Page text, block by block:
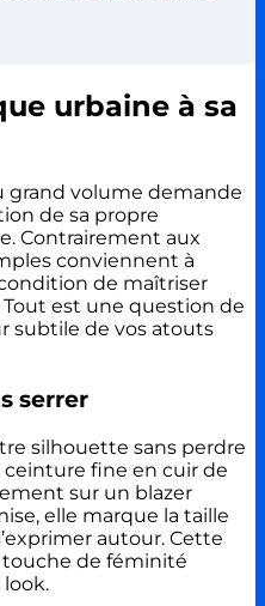
urbaine à sa
grand volume demande
de sa propre
Contrairement aux
conviennent à
de maîtriser
est une question de
subtile de vos atouts
serrer
silhouette sans perdre
ceinture fine en cuir de
sur un blazer
elle marque la taille
autour. Cette
de féminité